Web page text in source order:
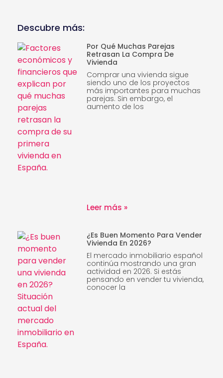
Descubre más:
Por Qué Muchas Parejas
Retrasan La Compra De
Vivienda
Comprar una vivienda sigue
siendo uno de los proyectos
más importantes para muchas
parejas. Sin embargo, el
aumento de los
Leer más »
¿Es Buen Momento Para Vender
Vivienda En 2026?
El mercado inmobiliario español
continúa mostrando una gran
actividad en 2026. Si estás
pensando en vender tu vivienda,
conocer la